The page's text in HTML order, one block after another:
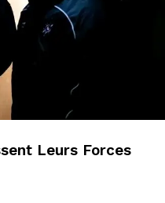
Leurs Forces